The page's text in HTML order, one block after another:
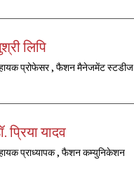
लिपि
प्रोफेसर , फैशन मैनेजमेंट स्टडीज
प्रिया यादव
प्राध्यापक , फैशन कम्युनिकेशन